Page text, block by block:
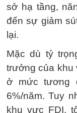
sở hạ tầng,
đến sự giảm
lại.
Mặc dù tỷ
trưởng của khu
ở mức tương
6%/năm. Tuy
khu vực FDI,